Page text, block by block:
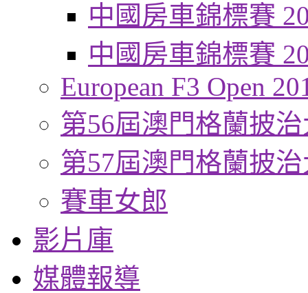
中國房車錦標賽
中國房車錦標賽
European F3 Open
第56屆澳門格蘭披
第57屆澳門格蘭披
賽車女郎
影片庫
媒體報導